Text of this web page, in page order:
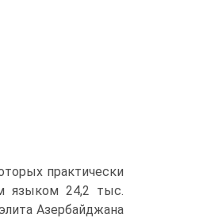
практически
языком 24,2 тыс.
Азербайджана